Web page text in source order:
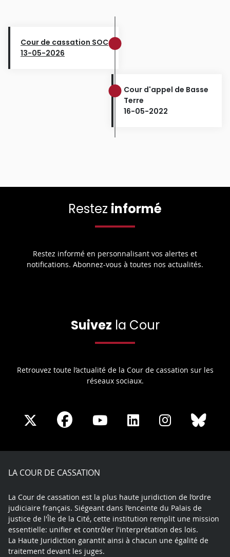
Cour de cassation SOC
13-05-2026
Cour d'appel de Basse
Terre
16-05-2022
Restez informé
Restez informé en personnalisant vos alertes et
notifications. Abonnez-vous à toutes nos actualités.
Suivez la Cour
Retrouvez toute l’actualité de la Cour de cassation sur les
réseaux sociaux.
Share
X
Share
Facebook
Share
Youtube
Share
LinkedIn
Share
Instagram
LA COUR DE CASSATION
La Cour de cassation est la plus haute juridiction de l’ordre
judiciaire français. Siégeant dans l’enceinte du Palais de
justice de l'Île de la Cité, cette institution remplit une mission
essentielle: unifier et contrôler l'interprétation des lois.
La Haute Juridiction garantit ainsi à chacun une égalité de
traitement devant les juges.